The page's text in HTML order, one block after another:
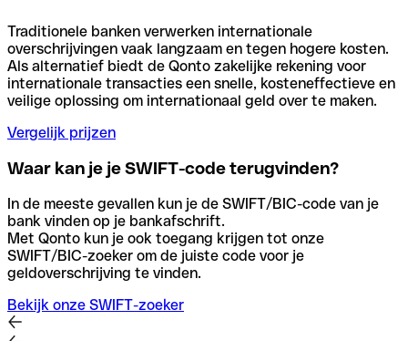
Traditionele banken verwerken internationale
overschrijvingen vaak langzaam en tegen hogere kosten.
Als alternatief biedt de Qonto zakelijke rekening voor
internationale transacties een snelle, kosteneffectieve en
veilige oplossing om internationaal geld over te maken.
Vergelijk prijzen
Waar kan je je SWIFT-code terugvinden?
In de meeste gevallen kun je de SWIFT/BIC-code van je
bank vinden op je bankafschrift.
Met Qonto kun je ook toegang krijgen tot onze
SWIFT/BIC-zoeker om de juiste code voor je
geldoverschrijving te vinden.
Bekijk onze SWIFT-zoeker